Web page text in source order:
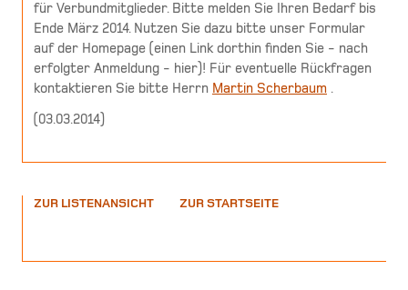
für Verbundmitglieder. Bitte melden Sie Ihren Bedarf bis
Ende März 2014. Nutzen Sie dazu bitte unser Formular
auf der Homepage (einen Link dorthin finden Sie - nach
erfolgter Anmeldung - hier)! Für eventuelle Rückfragen
kontaktieren Sie bitte Herrn Martin Scherbaum .
( 03.03.2014)
ZUR LISTENANSICHT ZUR STARTSEITE